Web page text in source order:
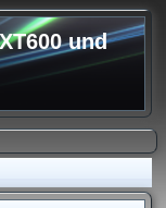
und